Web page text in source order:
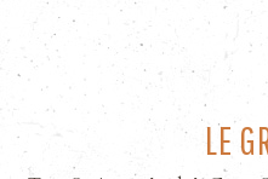
MUSIQUE
SPECTACLES
LE